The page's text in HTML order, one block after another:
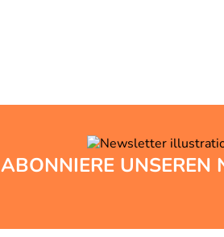
ABONNIERE UNSEREN